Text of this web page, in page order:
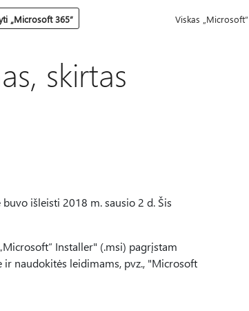
„Microsoft 365“ Viskas „Microsoft“
skirtas
išleisti 2018 m. sausio 2 d. Šis
Installer" (.msi) pagrįstam
naudokitės leidimams, pvz., "Microsoft